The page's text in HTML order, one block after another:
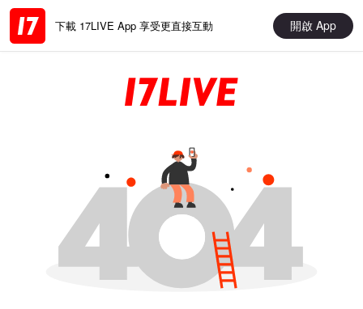
下載 17LIVE App 享受更直接互動 開啟 App